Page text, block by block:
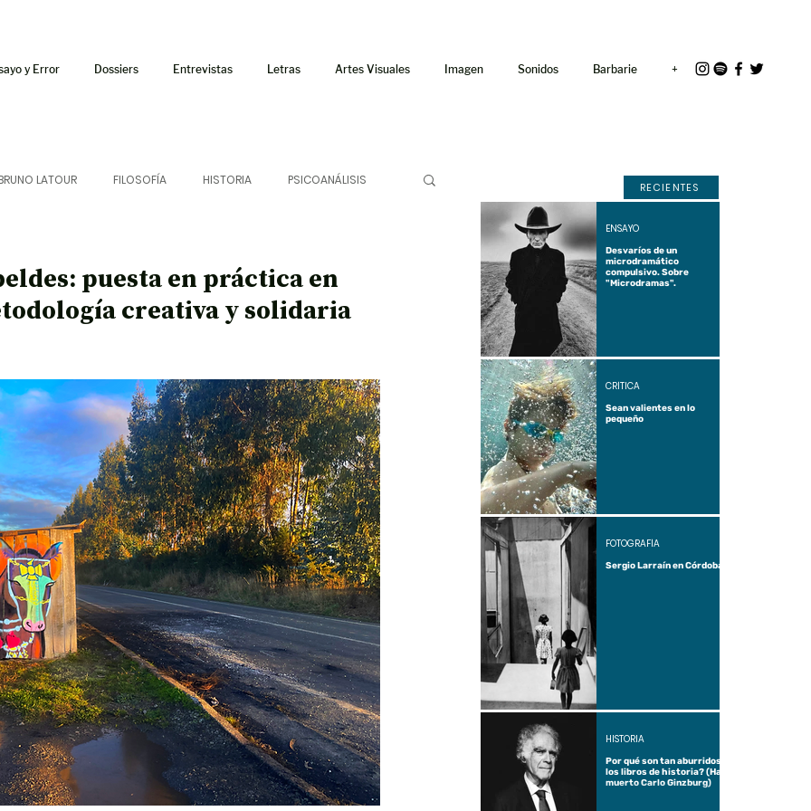
y Error Dossiers Entrevistas Letras Artes Visuales Imagen Sonidos Barbarie +
LATOUR FILOSOFÍA HISTORIA PSICOANÁLISIS
AUDIOTEXTO HÍBRIDOS
AFUERISMOS POESÍA ENSAYO
OPINIÓN 50 AÑOS DEL GOLPE
puesta en práctica en
creativa y solidaria
RECIENTES
Desvaríos de un
microdramático
compulsivo. Sobre
"Microdramas".
ENSAYO
Sean valientes en lo
pequeño
CRÍTICA
Sergio Larraín en Córdoba
FOTOGRAFÍA
Por qué son tan aburridos
los libros de historia? (Ha
muerto Carlo Ginzburg)
HISTORIA